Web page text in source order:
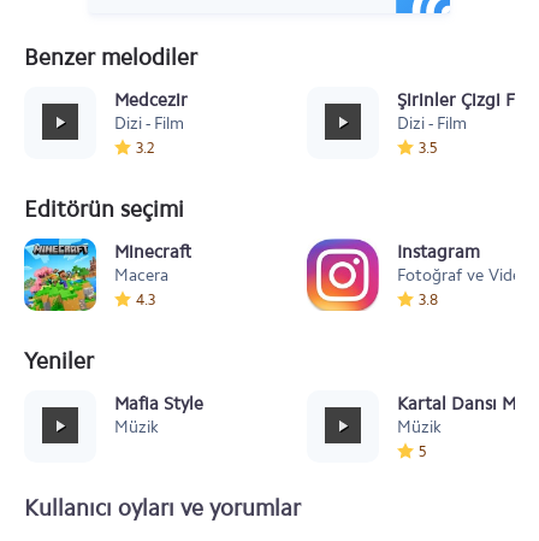
Benzer melodiler
Medcezir
Dizi - Film
3.2
Şirinler Çizgi
Dizi - Film
3.5
Editörün seçimi
Minecraft
Macera
4.3
Instagram
Fotoğraf ve Video
3.8
Yeniler
Mafia Style
Müzik
Kartal Dansı
Müzik
5
Kullanıcı oyları ve yorumlar